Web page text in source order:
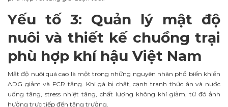
Yếu tố 3: Quản lý mật độ
nuôi và thiết kế chuồng trại
phù hợp khí hậu Việt Nam
Mật độ nuôi quá cao là một trong những nguyên nhân phổ biến khiến
ADG giảm và FCR tăng. Khi gà bị chật, cạnh tranh thức ăn và nước
uống tăng, stress nhiệt tăng, chất lượng không khí giảm, từ đó ảnh
hưởng trực tiếp đến tăng trưởng.